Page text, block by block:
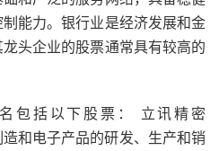
能力。银行业是经济发展和金
头企业的股票通常具有较高的
包括以下股票： 立讯精密
造和电子产品的研发、生产和销